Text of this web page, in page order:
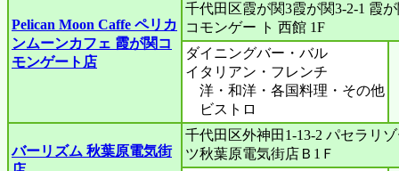
Pelican Moon Caffe ペリカ
ンムーンカフェ 霞が関コ
モンゲート店
千代田区霞が関3霞が関3-2-1 霞
コモンゲー ト 西館 1F
ダイニングバー・バル
イタリアン・フレンチ
洋・和洋・各国料理・その他
ビストロ
バーリズム 秋葉原電気街
千代田区外神田1‐13‐2 パセラリ
ツ秋葉原電気街店Ｂ1Ｆ